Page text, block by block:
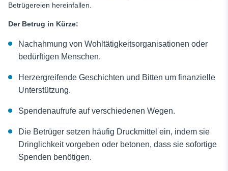
Betrügereien hereinfallen.
Der Betrug in Kürze:
Nachahmung von Wohltätigkeitsorganisationen oder
bedürftigen Menschen.
Herzergreifende Geschichten und Bitten um finanzielle
Unterstützung.
Spendenaufrufe auf verschiedenen Wegen.
Die Betrüger setzen häufig Druckmittel ein, indem sie
Dringlichkeit vorgeben oder betonen, dass sie sofortige
Spenden benötigen.